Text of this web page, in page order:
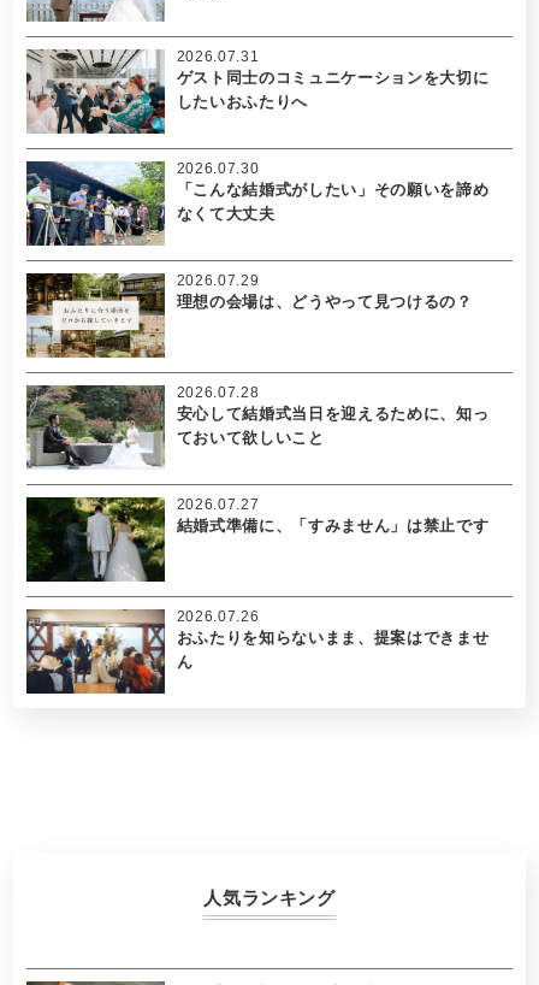
ゲスト同士のコミュニケーションを大切に
したいおふたりへ
2026.07.31
「こんな結婚式がしたい」その願いを諦め
なくて大丈夫
2026.07.30
理想の会場は、どうやって見つけるの？
2026.07.29
安心して結婚式当日を迎えるために、知っ
ておいて欲しいこと
2026.07.28
結婚式準備に、「すみません」は禁止です
2026.07.27
おふたりを知らないまま、提案はできませ
ん
2026.07.26
人気ランキング